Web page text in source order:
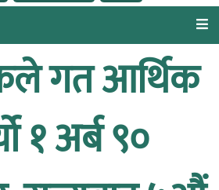
गत आर्थिक
१ अर्ब ९०